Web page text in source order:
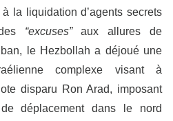
la liquidation d’agents secrets
“excuses”aux allures de
le Hezbollah a déjoué une
complexe visant à
disparu Ron Arad, imposant
déplacement dans le nord